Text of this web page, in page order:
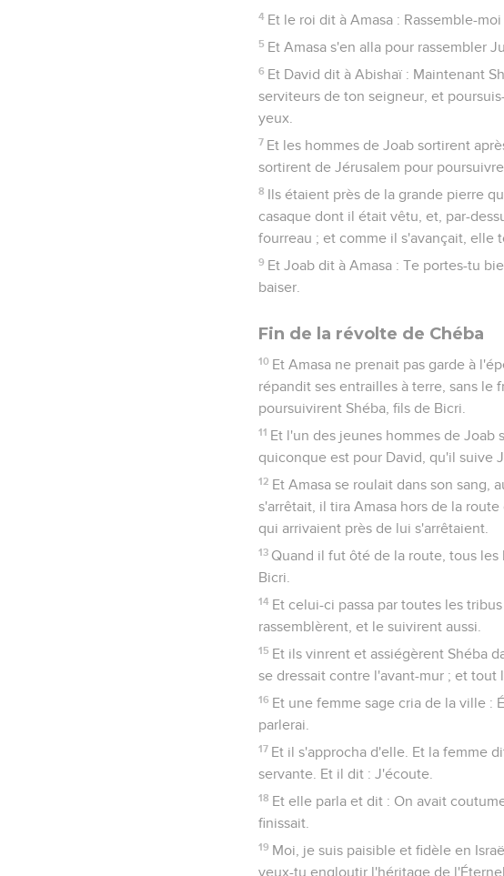
4 Et le roi dit à Amasa : Rassemble-
5 Et Amasa s'en alla pour rassembler
6 Et David dit à Abishaï : Maintenant
serviteurs de ton seigneur, et
yeux.
7 Et les hommes de Joab sortirent
sortirent de Jérusalem pour
8 Ils étaient près de la grande pierre
casaque dont il était vêtu, et, par-
fourreau ; et comme il s'avançait, elle
9 Et Joab dit à Amasa : Te portes-tu
baiser.
Fin de la révolte de Chéba
10 Et Amasa ne prenait pas garde à
répandit ses entrailles à terre, sans le
poursuivirent Shéba, fils de Bicri.
11 Et l'un des jeunes hommes de
quiconque est pour David, qu'il suive
12 Et Amasa se roulait dans son
s'arrêtait, il tira Amasa hors de la
qui arrivaient près de lui s'arrêtaient.
13 Quand il fut ôté de la route, tous les
Bicri.
14 Et celui-ci passa par toutes les
rassemblèrent, et le suivirent aussi.
15 Et ils vinrent et assiégèrent Shéba
se dressait contre l'avant-mur ; et
16 Et une femme sage cria de la ville :
parlerai.
17 Et il s'approcha d'elle. Et la femme
servante. Et il dit : J'écoute.
18 Et elle parla et dit : On avait
finissait.
19 Moi, je suis paisible et fidèle en
veux-tu engloutir l'héritage de